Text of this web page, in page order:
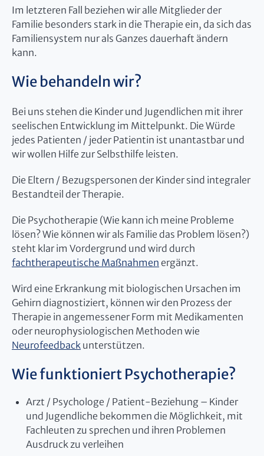
Im letzteren Fall beziehen wir alle Mitglieder der
Familie besonders stark in die Therapie ein, da sich das
Familiensystem nur als Ganzes dauerhaft ändern
kann.
Wie behandeln wir?
Bei uns stehen die Kinder und Jugendlichen mit ihrer
seelischen Entwicklung im Mittelpunkt. Die Würde
jedes Patienten / jeder Patientin ist unantastbar und
wir wollen Hilfe zur Selbsthilfe leisten.
Die Eltern / Bezugspersonen der Kinder sind integraler
Bestandteil der Therapie.
Die Psychotherapie (Wie kann ich meine Probleme
lösen? Wie können wir als Familie das Problem lösen?)
steht klar im Vordergrund und wird durch
fachtherapeutische Maßnahmen ergänzt.
Wird eine Erkrankung mit biologischen Ursachen im
Gehirn diagnostiziert, können wir den Prozess der
Therapie in angemessener Form mit Medikamenten
oder neurophysiologischen Methoden wie
Neurofeedback unterstützen.
Wie funktioniert Psychotherapie?
Arzt / Psychologe / Patient-Beziehung – Kinder
und Jugendliche bekommen die Möglichkeit, mit
Fachleuten zu sprechen und ihren Problemen
Ausdruck zu verleihen